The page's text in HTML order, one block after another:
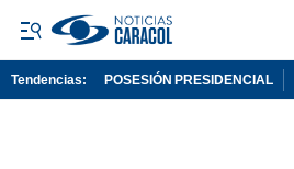
Tendencias: POSESIÓN PRESIDENCIAL